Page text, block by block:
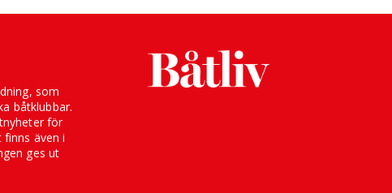
som
båtklubbar.
för
finns även i
ges ut